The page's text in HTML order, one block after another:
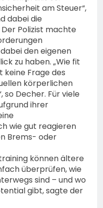
am Steuer“,
dabei die
Polizist machte
den eigenen
zu haben. „Wie fit
keine Frage des
körperlichen
so Decher. Für viele
ihrer
wie gut reagieren
Brems- oder
können ältere
überprüfen, wie
sind – und wo
gibt, sagte der